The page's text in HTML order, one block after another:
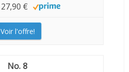
27,90 €
Voir l'offre!
8